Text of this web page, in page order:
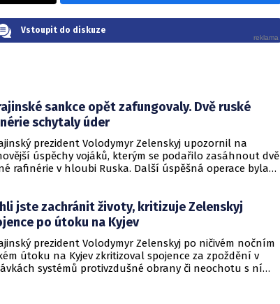
Vstoupit do diskuze
sankce opět zafungovaly. Dvě ruské
schytaly úder
prezident Volodymyr Zelenskyj upozornil na
úspěchy vojáků, kterým se podařilo zasáhnout dvě
rafinérie v hloubi Ruska. Další úspěšná operace byla
jste zachránit životy, kritizuje Zelenskyj
po útoku na Kyjev
prezident Volodymyr Zelenskyj po ničivém nočním
útoku na Kyjev zkritizoval spojence za zpoždění v
systémů protivzdušné obrany či neochotu s ní